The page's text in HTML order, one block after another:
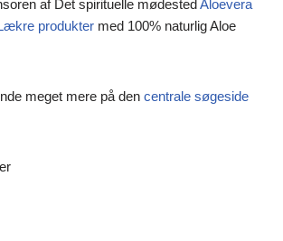
af Det spirituelle mødestedAloevera
produkter med 100% naturlig Aloe
meget mere på den centrale søgeside